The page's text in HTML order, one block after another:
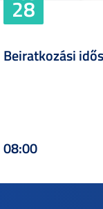
28
Beiratkozási
08:00